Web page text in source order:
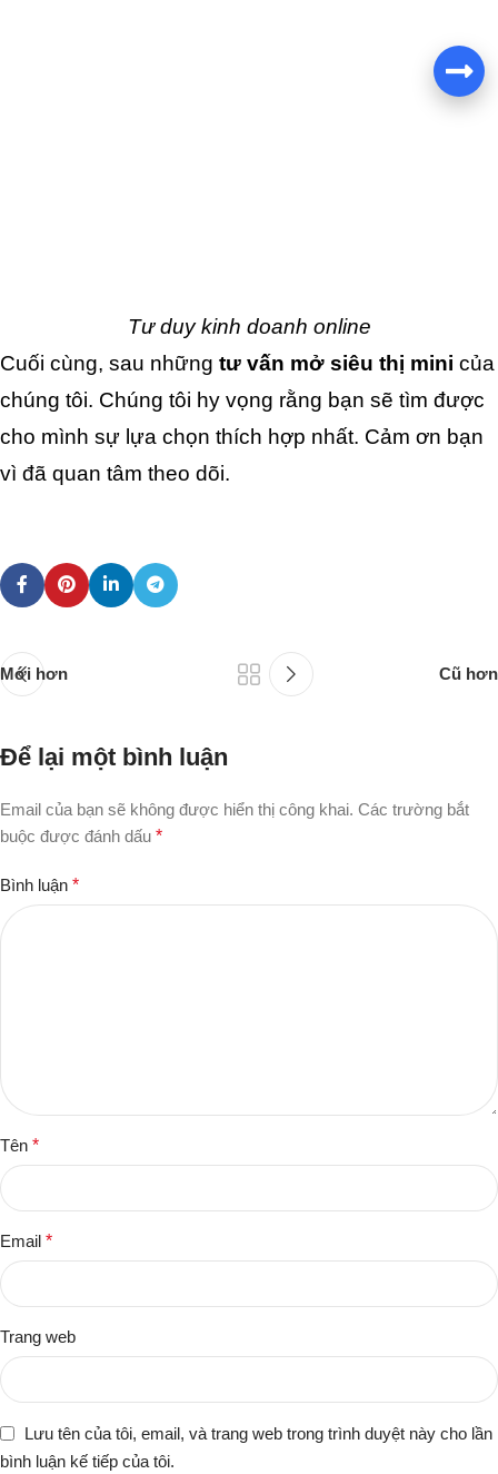
Tư duy kinh doanh online
Cuối cùng, sau những tư vấn mở siêu thị mini của
chúng tôi. Chúng tôi hy vọng rằng bạn sẽ tìm được
cho mình sự lựa chọn thích hợp nhất. Cảm ơn bạn
vì đã quan tâm theo dõi.
Mới hơn Cũ hơn
Để lại một bình luận
Email của bạn sẽ không được hiển thị công khai. Các trường bắt
buộc được đánh dấu *
Bình luận *
Tên *
Email *
Trang web
Lưu tên của tôi, email, và trang web trong trình duyệt này cho lần
bình luận kế tiếp của tôi.